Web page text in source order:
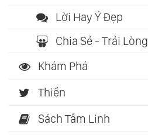
Lời Hay Ý Đẹp
Chia Sẻ - Trải Lòng
Khám Phá
Thiền
Sách Tâm Linh